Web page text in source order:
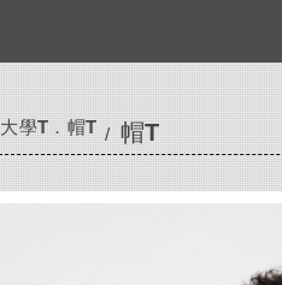
大學T．帽T 帽T